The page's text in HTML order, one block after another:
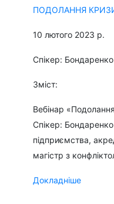
ПОДОЛАННЯ
10 лютого 2023 р.
Спікер: Бондаренко
Зміст:
Вебінар
Спікер: Бондаренко
підприємства,
магістр з
Докладніше